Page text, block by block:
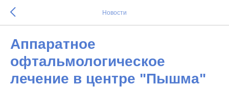
Новости
Аппаратное
офтальмологическое
лечение в центре "Пышма"